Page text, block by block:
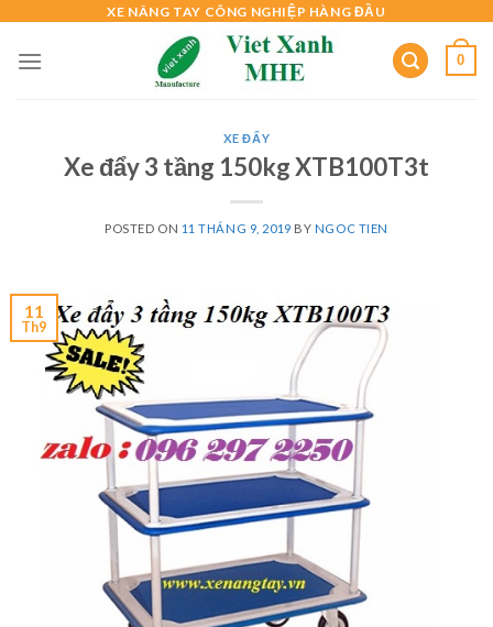
content
XE NÂNG TAY CÔNG NGHIỆP HÀNG ĐẦU
0
XE ĐẨY
Xe đẩy 3 tầng 150kg XTB100T3t
POSTED ON 11 THÁNG 9, 2019 BY NGOC TIEN
11
Th9